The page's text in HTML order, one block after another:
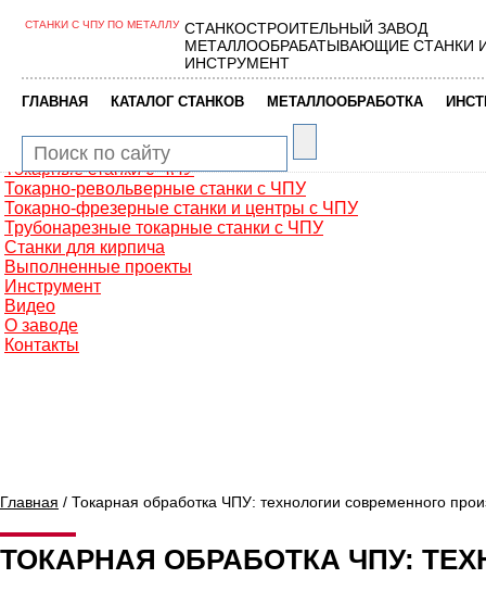
Главная
Фрезерные обрабатывающие центры
Сверлильно-фрезерные станки
Промышленные роботы манипуляторы
Токарные автоматы с ЧПУ
Токарные станки с ЧПУ
Токарно-револьверные станки с ЧПУ
Токарно-фрезерные станки и центры с ЧПУ
Трубонарезные токарные станки с ЧПУ
Станки для кирпича
Выполненные проекты
Инструмент
Видео
О заводе
Контакты
СТАНКИ С ЧПУ ПО МЕТАЛЛУ СТАНКОСТРОИТЕЛЬНЫЙ ЗАВОД
МЕТАЛЛООБРАБАТЫВАЮЩИЕ СТАНКИ
ИНСТРУМЕНТ
ГЛАВНАЯ КАТАЛОГ СТАНКОВ МЕТАЛЛООБРАБОТКА
Главная / Токарная обработка ЧПУ: технологии современного
ТОКАРНАЯ ОБРАБОТКА ЧПУ: